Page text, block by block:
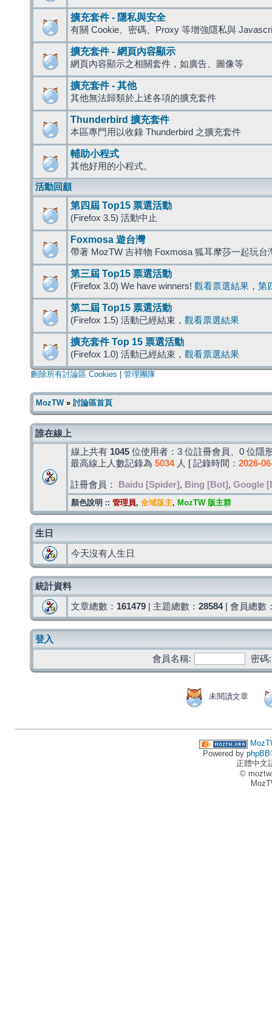
擴充套件 - 隱私與安全
有關 Cookie、密碼、Proxy 等增強隱私與
擴充套件 - 網頁內容顯示
網頁內容顯示之相關套件，如廣告、圖像等
擴充套件 - 其他
其他無法歸類於上述各項的擴充套件
Thunderbird 擴充套件
本區專門用以收錄 Thunderbird 之擴充套件
輔助小程式
其他好用的小程式。
活動回顧
第四屆 Top15 票選活動
(Firefox 3.5) 活動中止
Foxmosa 遊台灣
帶著 MozTW 吉祥物 Foxmosa 狐耳摩莎一起玩台
第三屆 Top15 票選活動
(Firefox 3.0) We have winners! 觀看票選結果 ， 第
第二屆 Top15 票選活動
(Firefox 1.5) 活動已經結束， 觀看票選結果
擴充套件 Top 15 票選活動
(Firefox 1.0) 活動已經結束， 觀看票選結果
刪除所有討論區 Cookies 管理團隊
MozTW» 討論區首頁
誰在線上
線上共有 1045 位使用者：3 位註冊會員、0 位隱
最高線上人數記錄為 5034人 [ 記錄時間： 2026-
註冊會員： Baidu [Spider] , Bing [Bot] , Google
顏色說明 :: 管理員, 全域版主, MozTW 版主群
生日
今天沒有人生日
統計資料
文章總數： 161479 | 主題總數： 28584| 會員總數
登入
會員名稱:
密碼:
未閱讀文章
Powered by phpBB
正體中文
©